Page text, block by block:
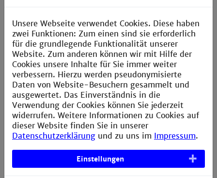
News und Termine
10. November 2025
Mathesprechstunde
03. Juni 2026
ScaleUp Raum
Unsere Webseite verwendet Cookies. Diese haben
zwei Funktionen: Zum einen sind sie erforderlich
für die grundlegende Funktionalität unserer
Website. Zum anderen können wir mit Hilfe der
Cookies unsere Inhalte für Sie immer weiter
verbessern. Hierzu werden pseudonymisierte
Daten von Website-Besuchern gesammelt und
ausgewertet. Das Einverständnis in die
Verwendung der Cookies können Sie jederzeit
widerrufen. Weitere Informationen zu Cookies auf
dieser Website finden Sie in unserer
Datenschutzerklärung und zu uns im Impressum.
Einstellungen